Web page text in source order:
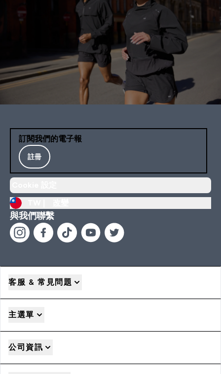
訂閱我們的電子報
註冊
與我們聯繫
客服 & 常見問題
主選單
公司資訊